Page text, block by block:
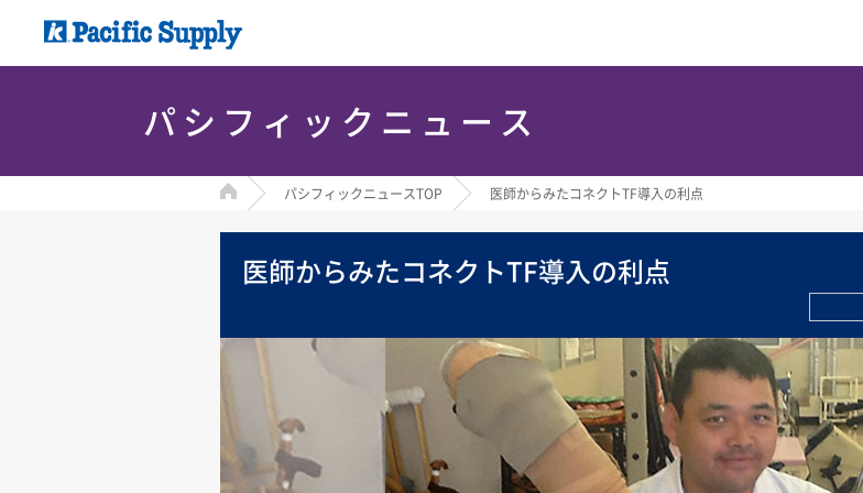
パシフィックニュース
HOME パシフィックニュースTOP 医師からみたコネクトTF導入の利点
医師からみたコネクトTF導入の利点